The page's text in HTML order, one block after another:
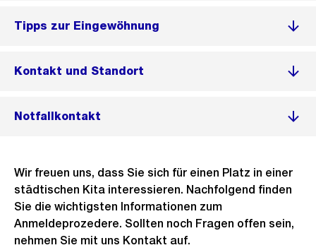
Tipps zur Eingewöhnung
Kontakt und Standort
Notfallkontakt
Wir freuen uns, dass Sie sich für einen Platz in einer
städtischen Kita interessieren. Nachfolgend finden
Sie die wichtigsten Informationen zum
Anmeldeprozedere. Sollten noch Fragen offen sein,
nehmen Sie mit uns Kontakt auf.